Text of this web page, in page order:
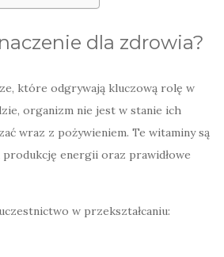
dla zdrowia?
które odgrywają kluczową rolę w
organizm nie jest w stanie ich
wraz z pożywieniem. Te witaminy są
energii oraz prawidłowe
w przekształcaniu: